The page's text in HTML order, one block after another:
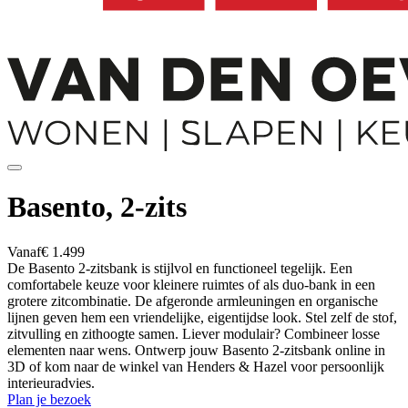
Basento, 2-zits
Vanaf€ 1.499
De Basento 2-zitsbank is stijlvol en functioneel tegelijk. Een
comfortabele keuze voor kleinere ruimtes of als duo-bank in een
grotere zitcombinatie. De afgeronde armleuningen en organische
lijnen geven hem een vriendelijke, eigentijdse look. Stel zelf de stof,
zitvulling en zithoogte samen. Liever modulair? Combineer losse
elementen naar wens. Ontwerp jouw Basento 2-zitsbank online in
3D of kom naar de winkel van Henders & Hazel voor persoonlijk
interieuradvies.
Plan je bezoek